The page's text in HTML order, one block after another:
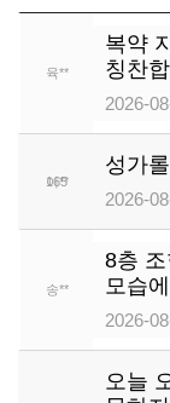
166
복약
칭찬
육**
2026-
165
성가
이**
2026-
164
8층
모습
송**
2026-
오늘